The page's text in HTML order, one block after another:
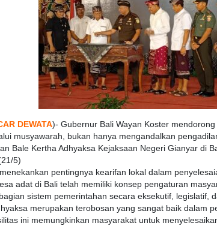
DEWATA)- Gubernur Bali Wayan Koster
musyawarah, bukan hanya mengandalkan
Bale Kertha Adhyaksa Kejaksaan Negeri Gianyar di
5)
pentingnya kearifan lokal dalam
adat di Bali telah memiliki konsep pengaturan
sistem pemerintahan secara eksekutif, legislatif,
merupakan terobosan yang sangat baik dalam
ini memungkinkan masyarakat untuk